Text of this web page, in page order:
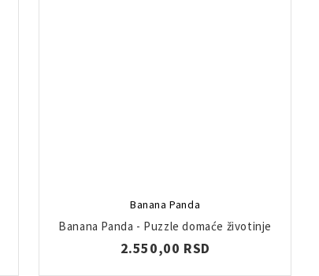
Banana Panda
Banana Panda - Puzzle domaće životinje
2.550,00 RSD